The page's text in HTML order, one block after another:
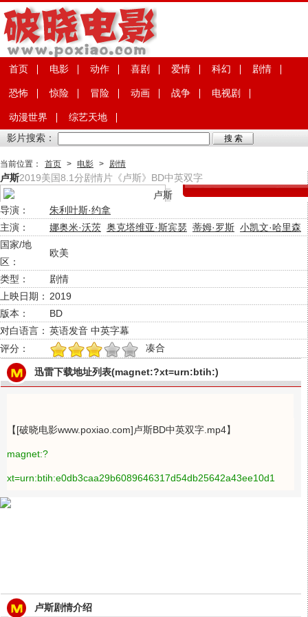
首页 电影 动作 喜剧 爱情 科幻 剧情
恐怖 惊险 冒险 动画 战争 电视剧
动漫世界
综艺天地
影片搜索：
当前位置： 首页 > 电影 > 剧情
卢斯2019美国8.1分剧情片《卢斯》BD中英双字
导演：
朱利叶斯·约拿
主演：
娜奥米·沃茨 奥克塔维亚·斯宾瑟 蒂姆·罗斯 小凯文·哈里森
国家/地
区：
欧美
类型：
剧情
上映日期： 2019
版本：
BD
对白语言： 英语发音 中英字幕
评分：
1 3 4 5 凑合
迅雷下载地址列表(magnet:?xt=urn:btih:)
【[破晓电影www.poxiao.com]卢斯BD中英双字.mp4】
magnet:?
xt=urn:btih:e0db3caa29b6089646317d54db25642a43ee10d1
卢斯剧情介绍